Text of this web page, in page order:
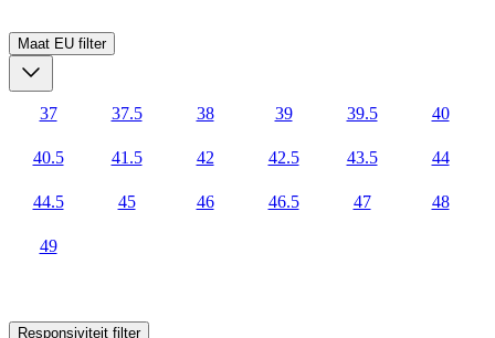
Maat EU filter
37 37.5 38 39 39.5 40
40.5 41.5 42 42.5 43.5 44
44.5 45 46 46.5 47 48
49
Responsiviteit filter